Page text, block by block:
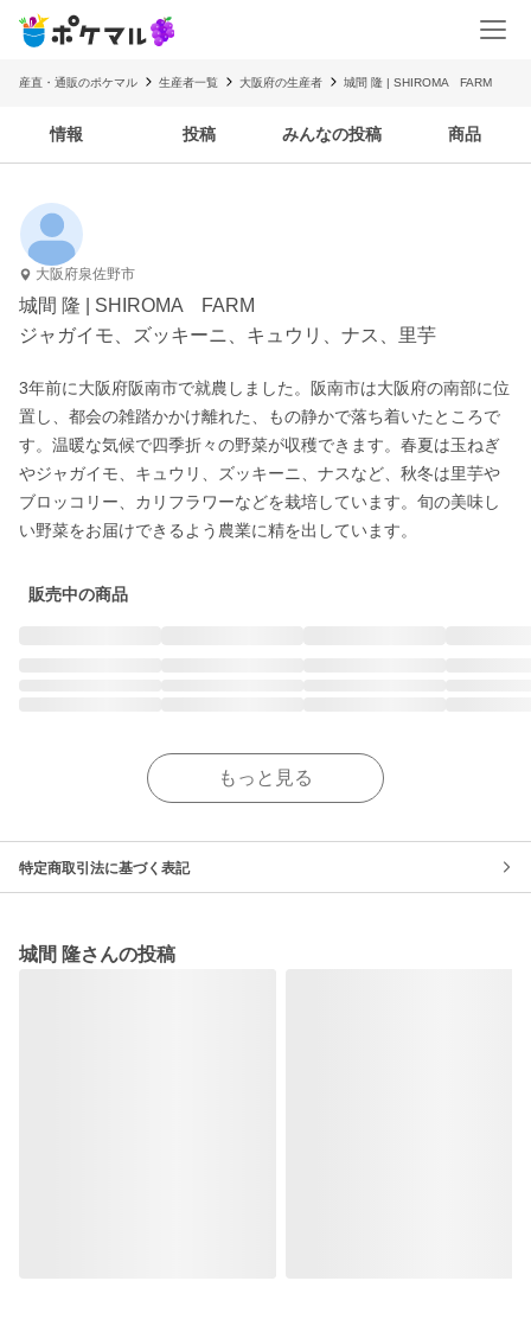
産直・通販のポケマル 生産者一覧 大阪府の生産者 城間 隆 | SHIROMA FARM
情報 投稿 みんなの投稿 商品
大阪府泉佐野市
城間 隆 | SHIROMA FARM
ジャガイモ、ズッキーニ、キュウリ、ナス、里芋
3年前に大阪府阪南市で就農しました。阪南市は大阪府の南部に位
置し、都会の雑踏かかけ離れた、もの静かで落ち着いたところで
す。温暖な気候で四季折々の野菜が収穫できます。春夏は玉ねぎ
やジャガイモ、キュウリ、ズッキーニ、ナスなど、秋冬は里芋や
ブロッコリー、カリフラワーなどを栽培しています。旬の美味し
販売中の商品
もっと見る
特定商取引法に基づく表記
城間 隆さんの投稿